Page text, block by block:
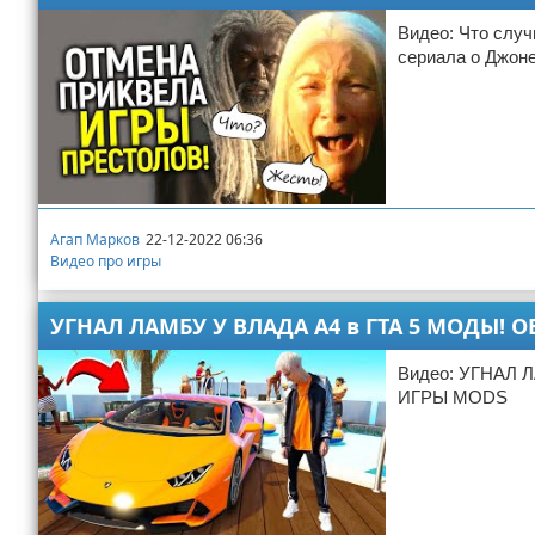
Видео: Что
сериала о
Агап Марков 22-12-2022 06:36
Видео про игры
УГНАЛ ЛАМБУ У ВЛАДА А4 в ГТА 5 МОДЫ!
Видео: УГНАЛ
ИГРЫ MODS